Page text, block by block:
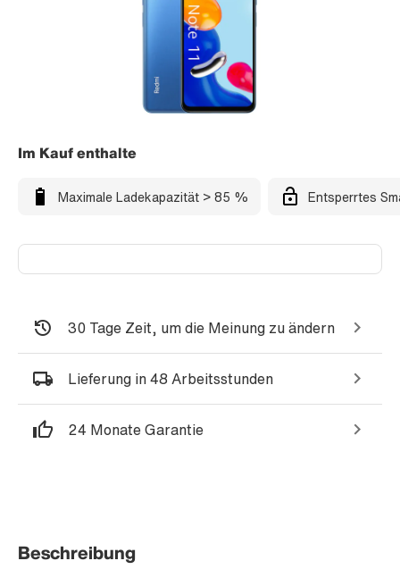
Im Kauf enthalte
Maximale Ladekapazität > 85 % Entsperrtes
30 Tage Zeit, um die Meinung zu ändern
Lieferung in 48 Arbeitsstunden
24 Monate Garantie
Beschreibung